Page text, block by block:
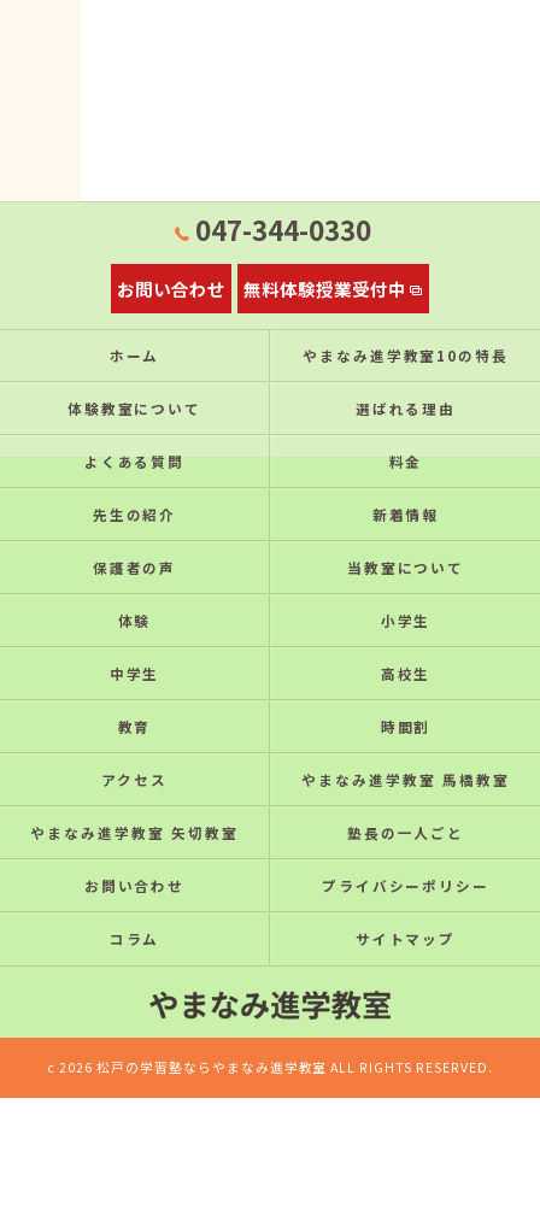
047-344-0330
お問い合わせ 無料体験授業受付中
ホーム やまなみ進学教室10の特⻑
体験教室について 選ばれる理由
よくある質問 料金
先生の紹介 新着情報
保護者の声 当教室について
体験 小学生
中学生 高校生
教育 時間割
アクセス やまなみ進学教室 馬橋教室
やまなみ進学教室 矢切教室 塾長の一人ごと
お問い合わせ プライバシーポリシー
コラム サイトマップ
c 2026 松戸の学習塾ならやまなみ進学教室 ALL RIGHTS RESERVED.